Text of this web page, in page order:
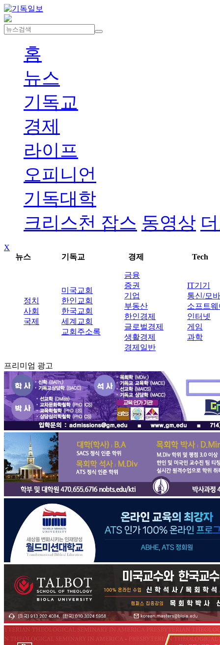
홈
뉴스
기독교
경제
라이프
오피니언
기독대학
크리스천 잡스 동영상
X
뉴스
기독교 경제 Tech
정치
사회
국제
미국교회
한인교회
한국교회
세계교회
교회주소록
금융
증권
기업
부동산
한인경제
글로벌경제
생활경제
경제일반
IT기기
통신/모
소프트웨
인터넷
게임
과학
프리미엄 광고